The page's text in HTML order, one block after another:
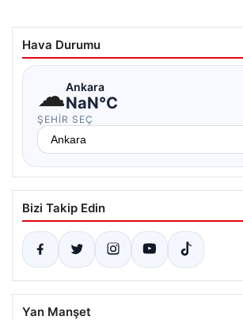
Hava Durumu
☁Ankara
NaN°C
ŞEHIR SEÇ
Bizi Takip Edin
Yan Manşet